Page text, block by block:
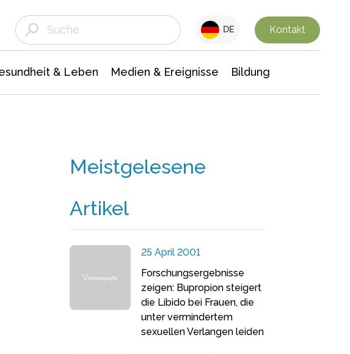
DE Kontakt
& Leben Medien & Ereignisse Bildung
Meistgelesene
Artikel
25 April 2001
Forschungsergebnisse
zeigen: Bupropion steigert
die Libido bei Frauen, die
unter vermindertem
sexuellen Verlangen leiden